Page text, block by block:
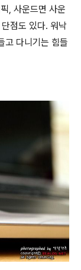
, 사운드면 사운
점도 있다. 워낙
고 다니기는 힘들